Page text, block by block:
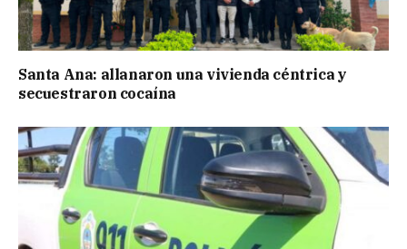
Santa Ana: allanaron una vivienda céntrica y
secuestraron cocaína